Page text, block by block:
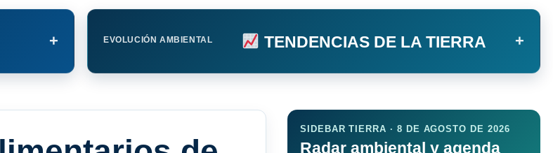
+ EVOLUCIÓN AMBIENTAL TENDENCIAS DE LA TIERRA +
SIDEBAR TIERRA · 8 DE AGOSTO DE 2026
Radar ambiental y agenda